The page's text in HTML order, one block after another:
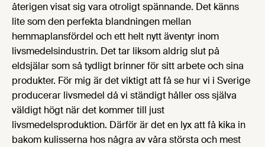
återigen visat sig vara otroligt spännande. Det känns
lite som den perfekta blandningen mellan
hemmaplansfördel och ett helt nytt äventyr inom
livsmedelsindustrin. Det tar liksom aldrig slut på
eldsjälar som så tydligt brinner för sitt arbete och sina
produkter. För mig är det viktigt att få se hur vi i Sverige
producerar livsmedel då vi ständigt håller oss själva
väldigt högt när det kommer till just
livsmedelsproduktion. Därför är det en lyx att få kika in
bakom kulisserna hos några av våra största och mest